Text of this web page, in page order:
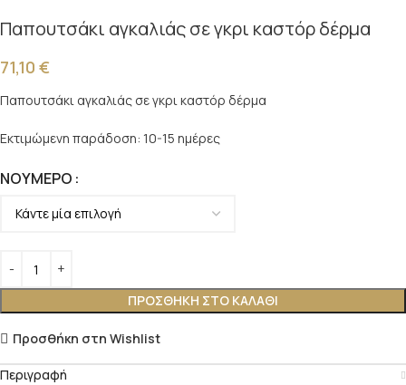
Παπουτσάκι αγκαλιάς σε γκρι καστόρ δέρμα
71,10 €
Παπουτσάκι αγκαλιάς σε γκρι καστόρ δέρμα
Εκτιμώμενη παράδοση: 10-15 ημέρες
ΝΟΎΜΕΡΟ
ΠΡΟΣΘΉΚΗ ΣΤΟ ΚΑΛΆΘΙ
Προσθήκη στη Wishlist
Περιγραφή